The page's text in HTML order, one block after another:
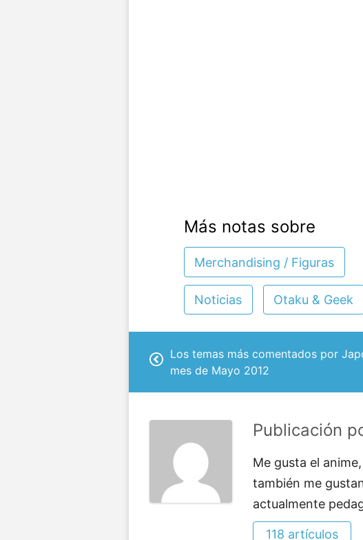
Más notas sobre
Merchandising / Figuras
Noticias Otaku & Geek
Los temas más comentados por
mes de Mayo 2012
Publicación
Me gusta el
también me
actualmente
118 artículos